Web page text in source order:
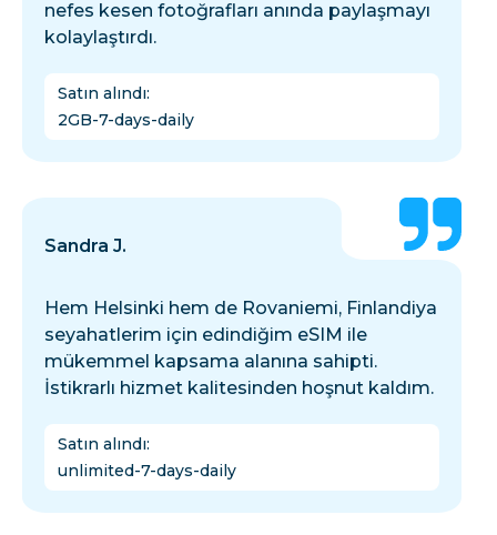
nefes kesen fotoğrafları anında paylaşmayı
kolaylaştırdı.
Satın alındı:
2GB-7-days-daily
Sandra J.
Hem Helsinki hem de Rovaniemi, Finlandiya
seyahatlerim için edindiğim eSIM ile
mükemmel kapsama alanına sahipti.
İstikrarlı hizmet kalitesinden hoşnut kaldım.
Satın alındı:
unlimited-7-days-daily